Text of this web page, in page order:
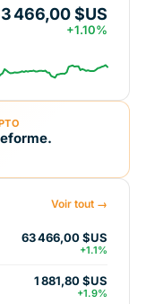
466,00 $US
+1.10%
Voir tout →
63 466,00 $US
+1.1%
1 881,80 $US
+1.9%